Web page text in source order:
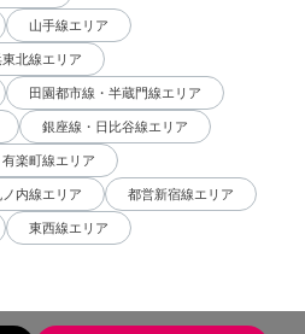
山手線エリア
北線エリア
田園都市線・半蔵門線エリア
銀座線・日比谷線エリア
有楽町線エリア
ノ内線エリア 都営新宿線エリア
東西線エリア